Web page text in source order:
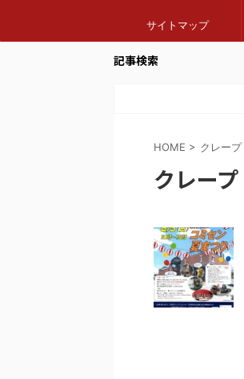
サイトマップ
記事検索
HOME > クレープ
クレープ